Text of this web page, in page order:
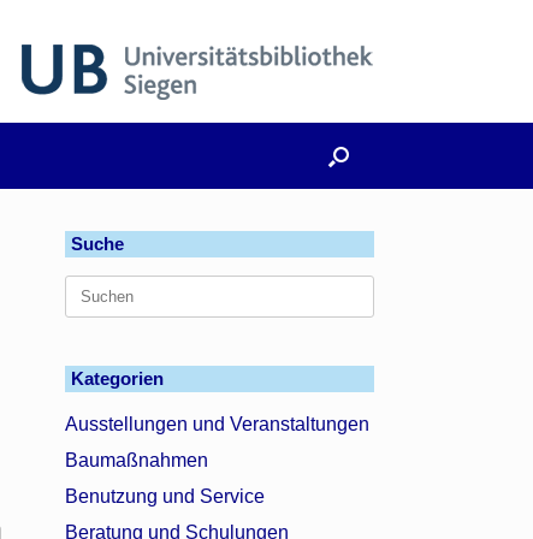
Suche
Suchen
Kategorien
Ausstellungen und Veranstaltungen
Baumaßnahmen
Benutzung und Service
Beratung und Schulungen